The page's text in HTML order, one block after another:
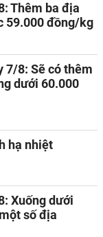
Thêm ba địa
59.000 đồng/kg
7/8: Sẽ có thêm
dưới 60.000
hạ nhiệt
Xuống dưới
số địa